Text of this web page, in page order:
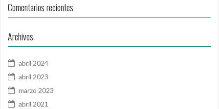
Comentarios recientes
Archivos
abril 2024
abril 2023
marzo 2023
abril 2021